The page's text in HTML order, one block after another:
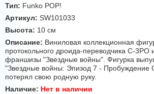
Тип: Funko POP!
Артикул: SW101033
Высота: 10 см
Описание: Виниловая коллекционная
протокольного дроида-переводчика C-3PO
франшизы "Звездные войны". Фигурка
"Звездные войны: Эпизод 7 - Пробуждение
потерял свою родную руку.
Наличие: Нет в наличии